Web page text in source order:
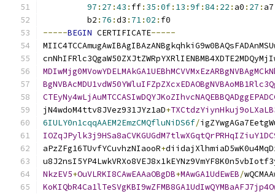
97 : 27 :43 : ff: 35 :0f: 13 :9f:84: 22 : a0 : 27 : a7
         b2
: 76 :d3 : 71:02 : f0
-----BEGIN CERTIFICATE-----
jN4wdoM4ttv8JVez931JYz1aD+
6IULY0n1cqqAAEM2EmzCMQfluNiDS6f/
aPzZFg16TUvfYCuvhzNIaooR+
NkzEV5+OuVLRKI8CAwEAAaOBgDB+MAwGA1UdEwEB/